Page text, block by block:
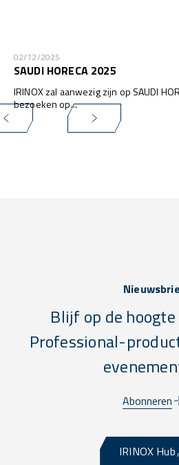
02/12/2025
SAUDI HORECA 2025
IRINOX zal aanwezig zijn op SAUDI
bezoeken op...
Blijf op de hoogte
Professional-
Abonneren
IRINOX Hub